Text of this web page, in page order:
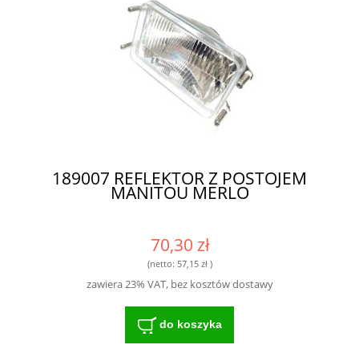
189007 REFLEKTOR Z POSTOJEM
MANITOU MERLO
70,30 zł
(netto: 57,15 zł)
zawiera 23% VAT, bez kosztów dostawy
do koszyka